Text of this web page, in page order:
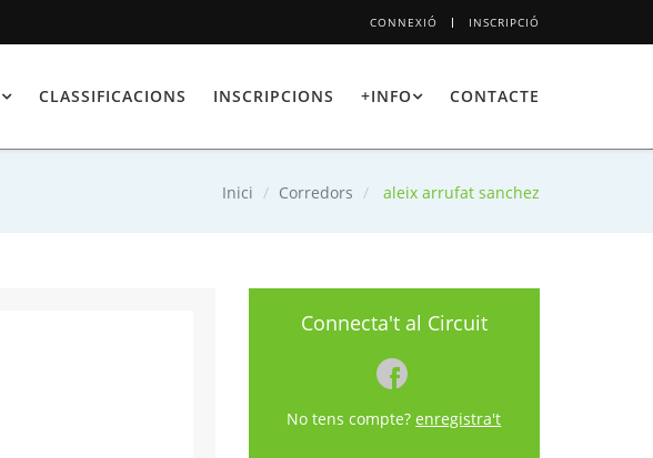
CONNEXIÓ INSCRIPCIÓ
CLASSIFICACIONS INSCRIPCIONS +INFO CONTACTE
Inici Corredors aleix arrufat sanchez
Connecta't al Circuit
No tens compte?enregistra't